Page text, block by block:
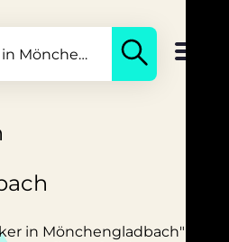
in Mönchengladbach"?